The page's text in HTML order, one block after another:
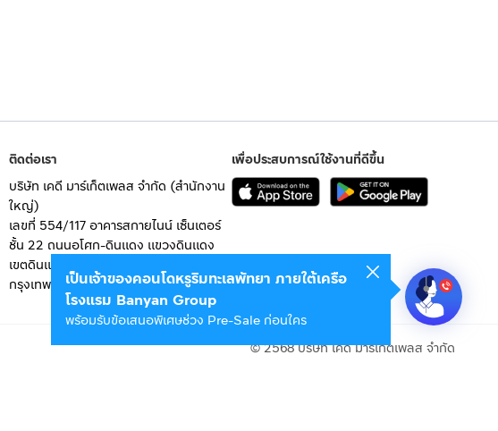
ติดต่อเรา
บริษัท เคดี มาร์เก็ตเพลส จำกัด (สำนักงาน
ใหญ่)
เลขที่ 554/117 อาคารสกายไนน์ เซ็นเตอร์
ชั้น 22 ถนนอโศก-ดินแดง แขวงดินแดง
เขตดินแดง
กรุงเทพมหานคร 10400
เพื่อประสบการณ์ใช้งานที่ดีขึ้น
© 2568 บริษัท เคดี มาร์เก็ตเพลส จำกัด
เป็นเจ้าของคอนโดหรูริมทะเลพัทยา ภายใต้เครือ
โรงแรม Banyan Group
พร้อมรับข้อเสนอพิเศษช่วง Pre-Sale ก่อนใคร